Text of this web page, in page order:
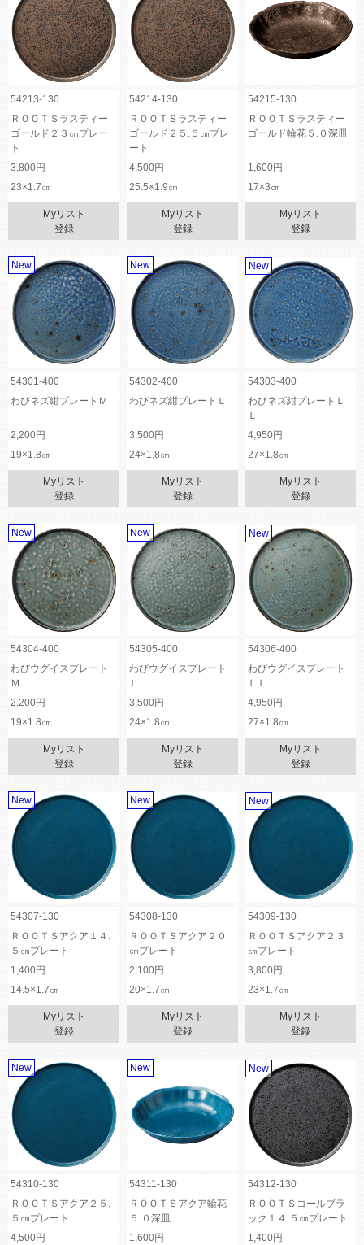
54213-130 54214-130
54215-130
ＲＯＯＴＳラスティー
ゴールド２３㎝プレー
ト
ＲＯＯＴＳラスティー
ゴールド２５.５㎝プレ
ート
ＲＯＯＴＳラスティー
ゴールド輪花５.０深皿
3,800円 4,500円
1,600円
23×1.7㎝
25.5×1.9㎝ 17×3㎝
Myリスト
登録
Myリスト
登録
Myリスト
登録
New New New
54301-400 54302-400
54303-400
わびネズ紺プレートＭ
わびネズ紺プレートＬ
わびネズ紺プレートＬ
Ｌ
2,200円
3,500円
4,950円
19×1.8㎝
24×1.8㎝ 27×1.8㎝
Myリスト
登録
Myリスト
登録
Myリスト
登録
New New New
54304-400 54305-400
54306-400
わびウグイスプレート
Ｍ
わびウグイスプレート
Ｌ
わびウグイスプレート
ＬＬ
2,200円
3,500円
4,950円
19×1.8㎝
24×1.8㎝ 27×1.8㎝
Myリスト
登録
Myリスト
登録
Myリスト
登録
New New New
54307-130 54308-130
54309-130
ＲＯＯＴＳアクア１４.
５㎝プレート
ＲＯＯＴＳアクア２０
㎝プレート
ＲＯＯＴＳアクア２３
㎝プレート
1,400円
2,100円
3,800円
14.5×1.7㎝
20×1.7㎝ 23×1.7㎝
Myリスト
登録
Myリスト
登録
Myリスト
登録
New New New
54310-130 54311-130
54312-130
ＲＯＯＴＳアクア２５.
５㎝プレート
ＲＯＯＴＳアクア輪花
５.０深皿
ＲＯＯＴＳコールブラ
ック１４.５㎝プレート
4,500円
1,600円
1,400円